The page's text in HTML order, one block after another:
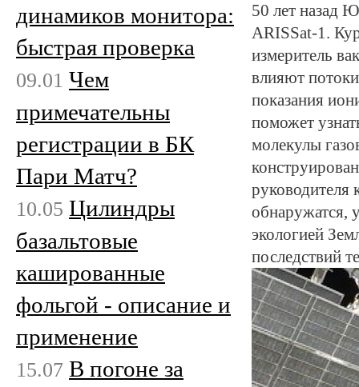
50 лет назад
ARISSat-1.
измеритель
влияют
показания
поможет
молекулы
руководителя
обнаружатся,
экологией
последствий
динамиков монитора:
быстрая проверка
09.01 Чем
примечательны
регистрации в БК
Пари Матч?
10.05 Цилиндры
базальтовые
кашированные
фольгой - описание и
применение
15.07 В погоне за